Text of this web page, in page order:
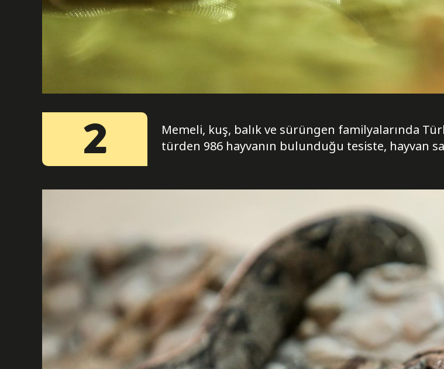
2
Memeli, kuş, balık ve sürüngen familyalarında
türden 986 hayvanın bulunduğu tesiste, hayvan